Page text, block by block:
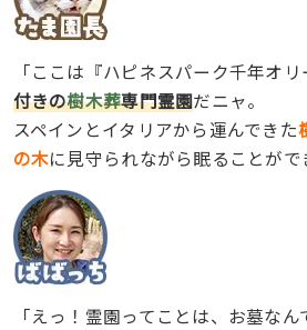
「ここは『ハピネスパーク千年オ
付きの樹木葬専門霊園だニャ。
スペインとイタリアから運んできた
の木に見守られながら眠ることがで
「えっ！霊園ってことは、お墓なん